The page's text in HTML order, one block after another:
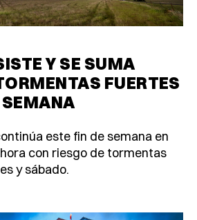
Y SE SUMA
FUERTES
SEMANA
este fin de semana en
con riesgo de tormentas
y sábado.